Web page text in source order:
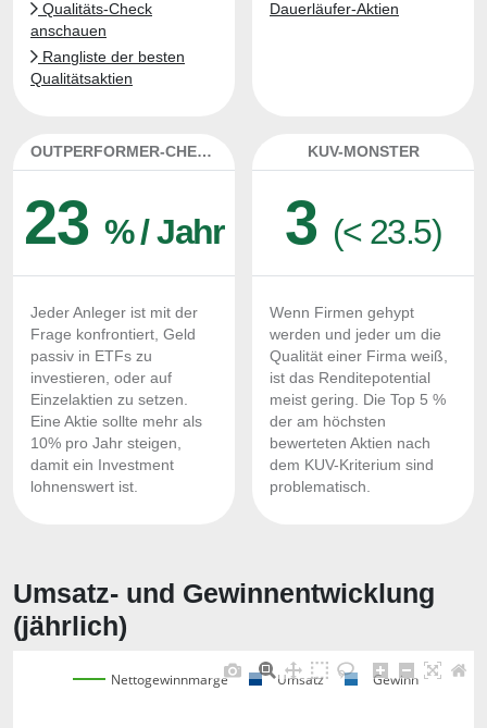
Qualitäts-Check
anschauen
Rangliste der besten
Qualitätsaktien
Dauerläufer-Aktien
OUTPERFORMER-CHECK
23 % / Jahr
Jeder Anleger ist mit der
Frage konfrontiert, Geld
passiv in ETFs zu
investieren, oder auf
Einzelaktien zu setzen.
Eine Aktie sollte mehr als
10% pro Jahr steigen,
damit ein Investment
lohnenswert ist.
KUV-MONSTER
3 (< 23.5)
Wenn Firmen gehypt
werden und jeder um die
Qualität einer Firma weiß,
ist das Renditepotential
meist gering. Die Top 5 %
der am höchsten
bewerteten Aktien nach
dem KUV-Kriterium sind
problematisch.
Umsatz- und Gewinnentwicklung
(jährlich)
Nettogewinnmarge Umsatz Gewinn